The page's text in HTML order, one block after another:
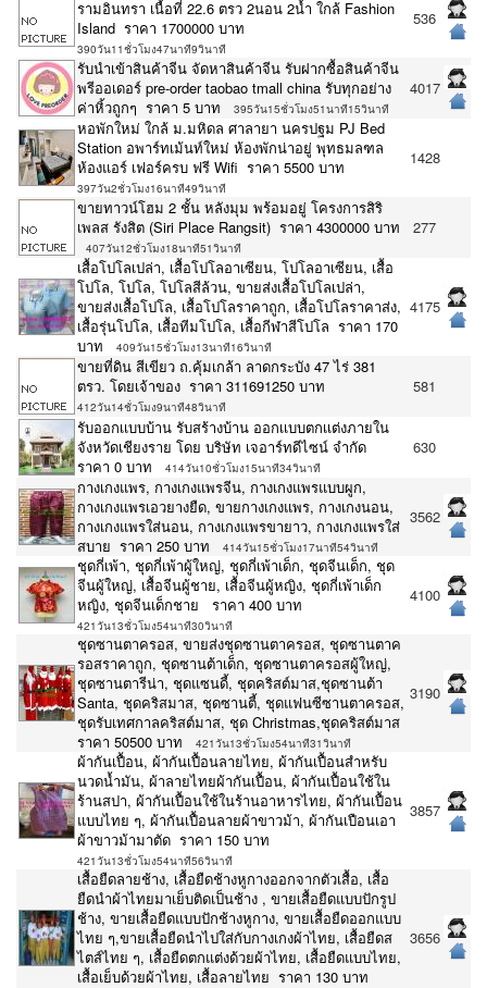
รามอินทรา เนื้อที่ 22.6 ตรว 2นอน 2น้ำ ใกล้ Fashion
Island ราคา 1700000 บาท
390วัน11ชั่วโมง47นาที9วินาที
536
รับนำเข้าสินค้าจีน จัดหาสินค้าจีน รับฝากซื้อสินค้าจีน
พรีออเดอร์ pre-order taobao tmall china รับทุกอย่าง
ค่าหิ้วถูกๆ ราคา 5 บาท
395วัน15ชั่วโมง51นาที15วินาที
4017
หอพักใหม่ ใกล้ ม.มหิดล ศาลายา นครปฐม PJ Bed
Station อพาร์ทเม้นท์ใหม่ ห้องพักน่าอยู่ พุทธมลฑล
ห้องแอร์ เฟอร์ครบ ฟรี Wifi ราคา 5500 บาท
397วัน2ชั่วโมง16นาที49วินาที
1428
ขายทาวน์โฮม 2 ชั้น หลังมุม พร้อมอยู่ โครงการสิริ
เพลส รังสิต (Siri Place Rangsit) ราคา 4300000 บาท
407วัน12ชั่วโมง18นาที51วินาที
277
เสื้อโปโลเปล่า, เสื้อโปโลอาเซียน, โปโลอาเซียน, เสื้อ
โปโล, โปโล, โปโลสีล้วน, ขายส่งเสื้อโปโลเปล่า,
ขายส่งเสื้อโปโล, เสื้อโปโลราคาถูก, เสื้อโปโลราคาส่ง,
เสื้อรุ่นโปโล, เสื้อทีมโปโล, เสื้อกีฬาสีโปโล ราคา 170
บาท
409วัน15ชั่วโมง13นาที16วินาที
4175
ขายที่ดิน สีเขียว ถ.คุ้มเกล้า ลาดกระบัง 47 ไร่ 381
ตรว. โดยเจ้าของ ราคา 311691250 บาท
412วัน14ชั่วโมง9นาที48วินาที
581
รับออกเเบบบ้าน รับสร้างบ้าน ออกเเบบตกเเต่งภายใน
จังหวัดเชียงราย โดย บริษัท เจอาร์ทดีไซน์ จำกัด
ราคา 0 บาท
414วัน10ชั่วโมง15นาที34วินาที
630
กางเกงแพร, กางเกงแพรจีน, กางเกงแพรแบบผูก,
กางเกงแพรเอวยางยืด, ขายกางเกงแพร, กางเกงนอน,
กางเกงแพรใส่นอน, กางเกงแพรขายาว, กางเกงแพรใส่
สบาย ราคา 250 บาท
414วัน15ชั่วโมง17นาที54วินาที
3562
ชุดกี่เพ้า, ชุดกี่เพ้าผู้ใหญ่, ชุดกี่เพ้าเด็ก, ชุดจีนเด็ก, ชุด
จีนผู้ใหญ่, เสื้อจีนผู้ชาย, เสื้อจีนผู้หญิง, ชุดกี่เพ้าเด็ก
หญิง, ชุดจีนเด็กชาย ราคา 400 บาท
421วัน13ชั่วโมง54นาที30วินาที
4100
ชุดซานตาครอส, ขายส่งชุดซานตาครอส, ชุดซานตาค
รอสราคาถูก, ชุดซานต้าเด็ก, ชุดซานตาครอสผู้ใหญ่,
ชุดซานตารีน่า, ชุดแซนดี้, ชุดคริสต์มาส,ชุดซานต้า
Santa, ชุดคริสมาส, ชุดซานตี้, ชุดแฟนซีซานตาครอส,
ชุดรับเทศกาลคริสต์มาส, ชุด Christmas,ชุดคริสต์มาส
ราคา 50500 บาท
421วัน13ชั่วโมง54นาที31วินาที
3190
ผ้ากันเปื้อน, ผ้ากันเปื้อนลายไทย, ผ้ากันเปื้อนสำหรับ
นวดน้ำมัน, ผ้าลายไทยผ้ากันเปื้อน, ผ้ากันเปื้อนใช้ใน
ร้านสปา, ผ้ากันเปื้อนใช้ในร้านอาหารไทย, ผ้ากันเปื้อน
แบบไทย ๆ, ผ้ากันเปื้อนลายผ้าขาวม้า, ผ้ากันเปือนเอา
ผ้าขาวม้ามาตัด ราคา 150 บาท
421วัน13ชั่วโมง54นาที56วินาที
3857
เสื้อยืดลายช้าง, เสื้อยืดช้างหูกางออกจากตัวเสื้อ, เสื้อ
ยืดนำผ้าไทยมาเย็บติดเป็นช้าง , ขายเสื้อยืดแบบปักรูป
ช้าง, ขายเสื้อยืดแบบปักช้างหูกาง, ขายเสื้อยืดออกแบบ
ไทย ๆ,ขายเสื้อยืดนำไปใส่กับกางเกงผ้าไทย, เสื้อยืดส
ไตส์ไทย ๆ, เสื้อยืดตกแต่งด้วยผ้าไทย, เสื้อยืดแบบไทย,
เสื้อเย็บด้วยผ้าไทย, เสื้อลายไทย ราคา 130 บาท
3656